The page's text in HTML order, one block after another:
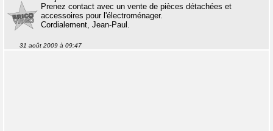
Prenez contact avec un vente de pièces détachées et
accessoires pour l'électroménager.
Cordialement, Jean-Paul.
31 août 2009 à 09:47